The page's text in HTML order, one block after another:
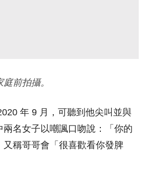
前拍攝。
年 9 月，可聽到他尖叫並與
兩名女子以嘲諷口吻說：「你的
又稱哥哥會「很喜歡看你發脾